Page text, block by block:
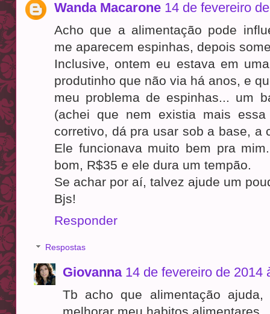
Wanda Macarone 14 de fevereiro
Acho que a alimentação pode
me aparecem espinhas, depois
Inclusive, ontem eu estava em
produtinho que não via há anos, e
meu problema de espinhas... um
(achei que nem existia mais
corretivo, dá pra usar sob a base, a
Ele funcionava muito bem pra
bom, R$35 e ele dura um tempão.
Se achar por aí, talvez ajude um
Bjs!
Responder
Respostas
Giovanna 14 de fevereiro de 2014
Tb acho que alimentação
melhorar meu habitos alimentares.